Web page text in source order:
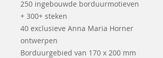
250 ingebouwde borduurmotieven
+ 300+ steken
40 exclusieve Anna Maria Horner
ontwerpen
Borduurgebied van 170 x 200 mm